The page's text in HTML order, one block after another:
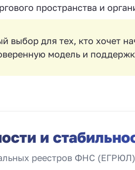
пространства и
выбор для тех, кто хочет
модель и
и
реестров ФНС